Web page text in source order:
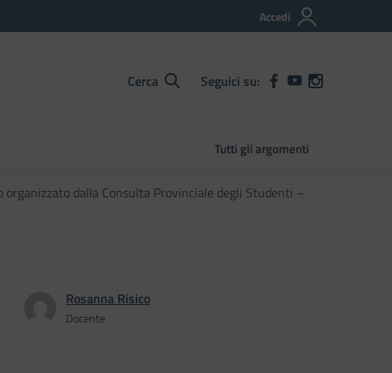
Accedi
Cerca Seguici su:
Tutti gli argomenti
organizzato dalla Consulta Provinciale degli Studenti –
Rosanna Risico
Docente